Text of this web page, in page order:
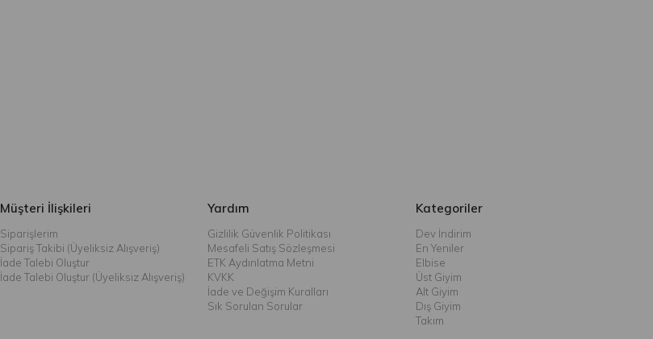
Müşteri İlişkileri
Siparişlerim
Sipariş Takibi (Üyeliksiz Alışveriş)
İade Talebi Oluştur
İade Talebi Oluştur (Üyeliksiz Alışveriş)
Yardım
Gizlilik Güvenlik Politikası
Mesafeli Satış Sözleşmesi
ETK Aydınlatma Metni
KVKK
İade ve Değişim Kuralları
Sık Sorulan Sorular
Kategoriler
Dev İndirim
En Yeniler
Elbise
Üst Giyim
Alt Giyim
Dış Giyim
Takım